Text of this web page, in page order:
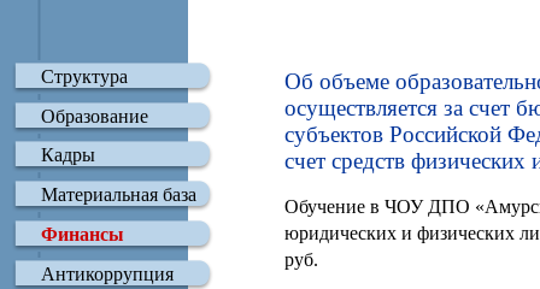
Структура
Образование
Кадры
Материальная база
Финансы
Антикоррупция
Об объеме
осуществляется за счет
субъектов Российской
счет средств
Обучение в ЧОУ ДПО
юридических и физических
руб.